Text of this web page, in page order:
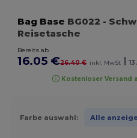
Bag Base BG022 -
Reisetasche
Bereits ab
16.05 €26.40 € inkl. MwSt |
Kostenloser Versand
Farbe auswahl: Alle